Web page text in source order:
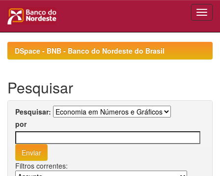
navigationDSpace - BNB - Banco do Nordeste do Brasil
Pesquisar
Pesquisar:
por
Filtros correntes: